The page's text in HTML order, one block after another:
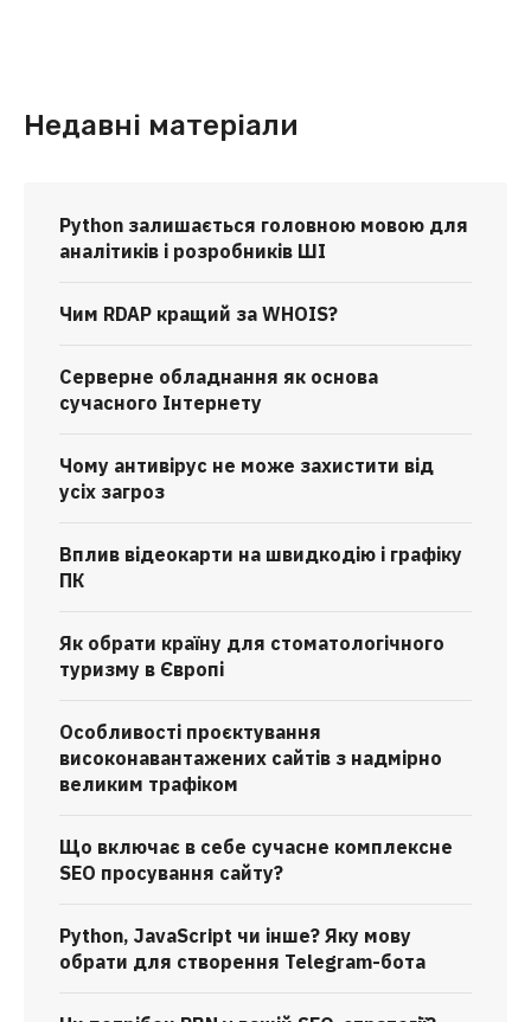
Недавні матеріали
Python залишається головною мовою для
аналітиків і розробників ШІ
Чим RDAP кращий за WHOIS?
Серверне обладнання як основа
сучасного Інтернету
Чому антивірус не може захистити від
усіх загроз
Вплив відеокарти на швидкодію і графіку
ПК
Як обрати країну для стоматологічного
туризму в Європі
Особливості проєктування
високонавантажених сайтів з надмірно
великим трафіком
Що включає в себе сучасне комплексне
SEO просування сайту?
Python, JavaScript чи інше? Яку мову
обрати для створення Telegram-бота